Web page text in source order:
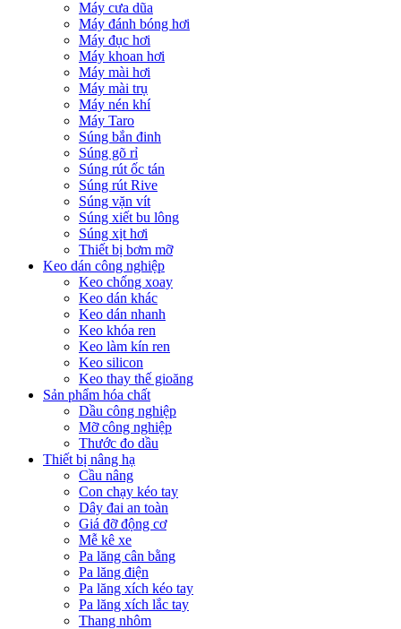
Máy cưa dũa
Máy đánh bóng hơi
Máy đục hơi
Máy khoan hơi
Máy mài hơi
Máy mài trụ
Máy nén khí
Máy Taro
Súng bắn đinh
Súng gõ rỉ
Súng rút ốc tán
Súng rút Rive
Súng vặn vít
Súng xiết bu lông
Súng xịt hơi
Thiết bị bơm mỡ
Keo dán công nghiệp
Keo chống xoay
Keo dán khác
Keo dán nhanh
Keo khóa ren
Keo làm kín ren
Keo silicon
Keo thay thế gioăng
Sản phẩm hóa chất
Dầu công nghiệp
Mỡ công nghiệp
Thước đo dầu
Thiết bị nâng hạ
Cầu nâng
Con chạy kéo tay
Dây đai an toàn
Giá đỡ động cơ
Mễ kê xe
Pa lăng cân bằng
Pa lăng điện
Pa lăng xích kéo tay
Pa lăng xích lắc tay
Thang nhôm